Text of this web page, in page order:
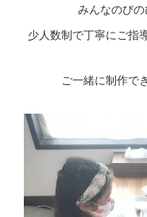
みんなのびの
少人数制で丁寧にご指
ご一緒に制作で